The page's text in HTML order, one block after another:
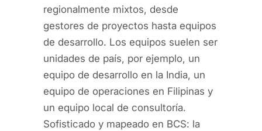
regionalmente mixtos, desde
gestores de proyectos hasta equipos
de desarrollo. Los equipos suelen ser
unidades de país, por ejemplo, un
equipo de desarrollo en la India, un
equipo de operaciones en Filipinas y
un equipo local de consultoría.
Sofisticado y mapeado en BCS: la